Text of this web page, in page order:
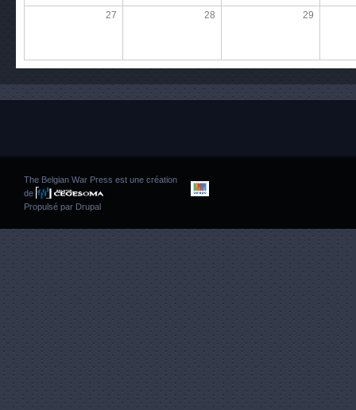
27 28 29
The Belgian War Press est une création
de
Propulsé par Drupal